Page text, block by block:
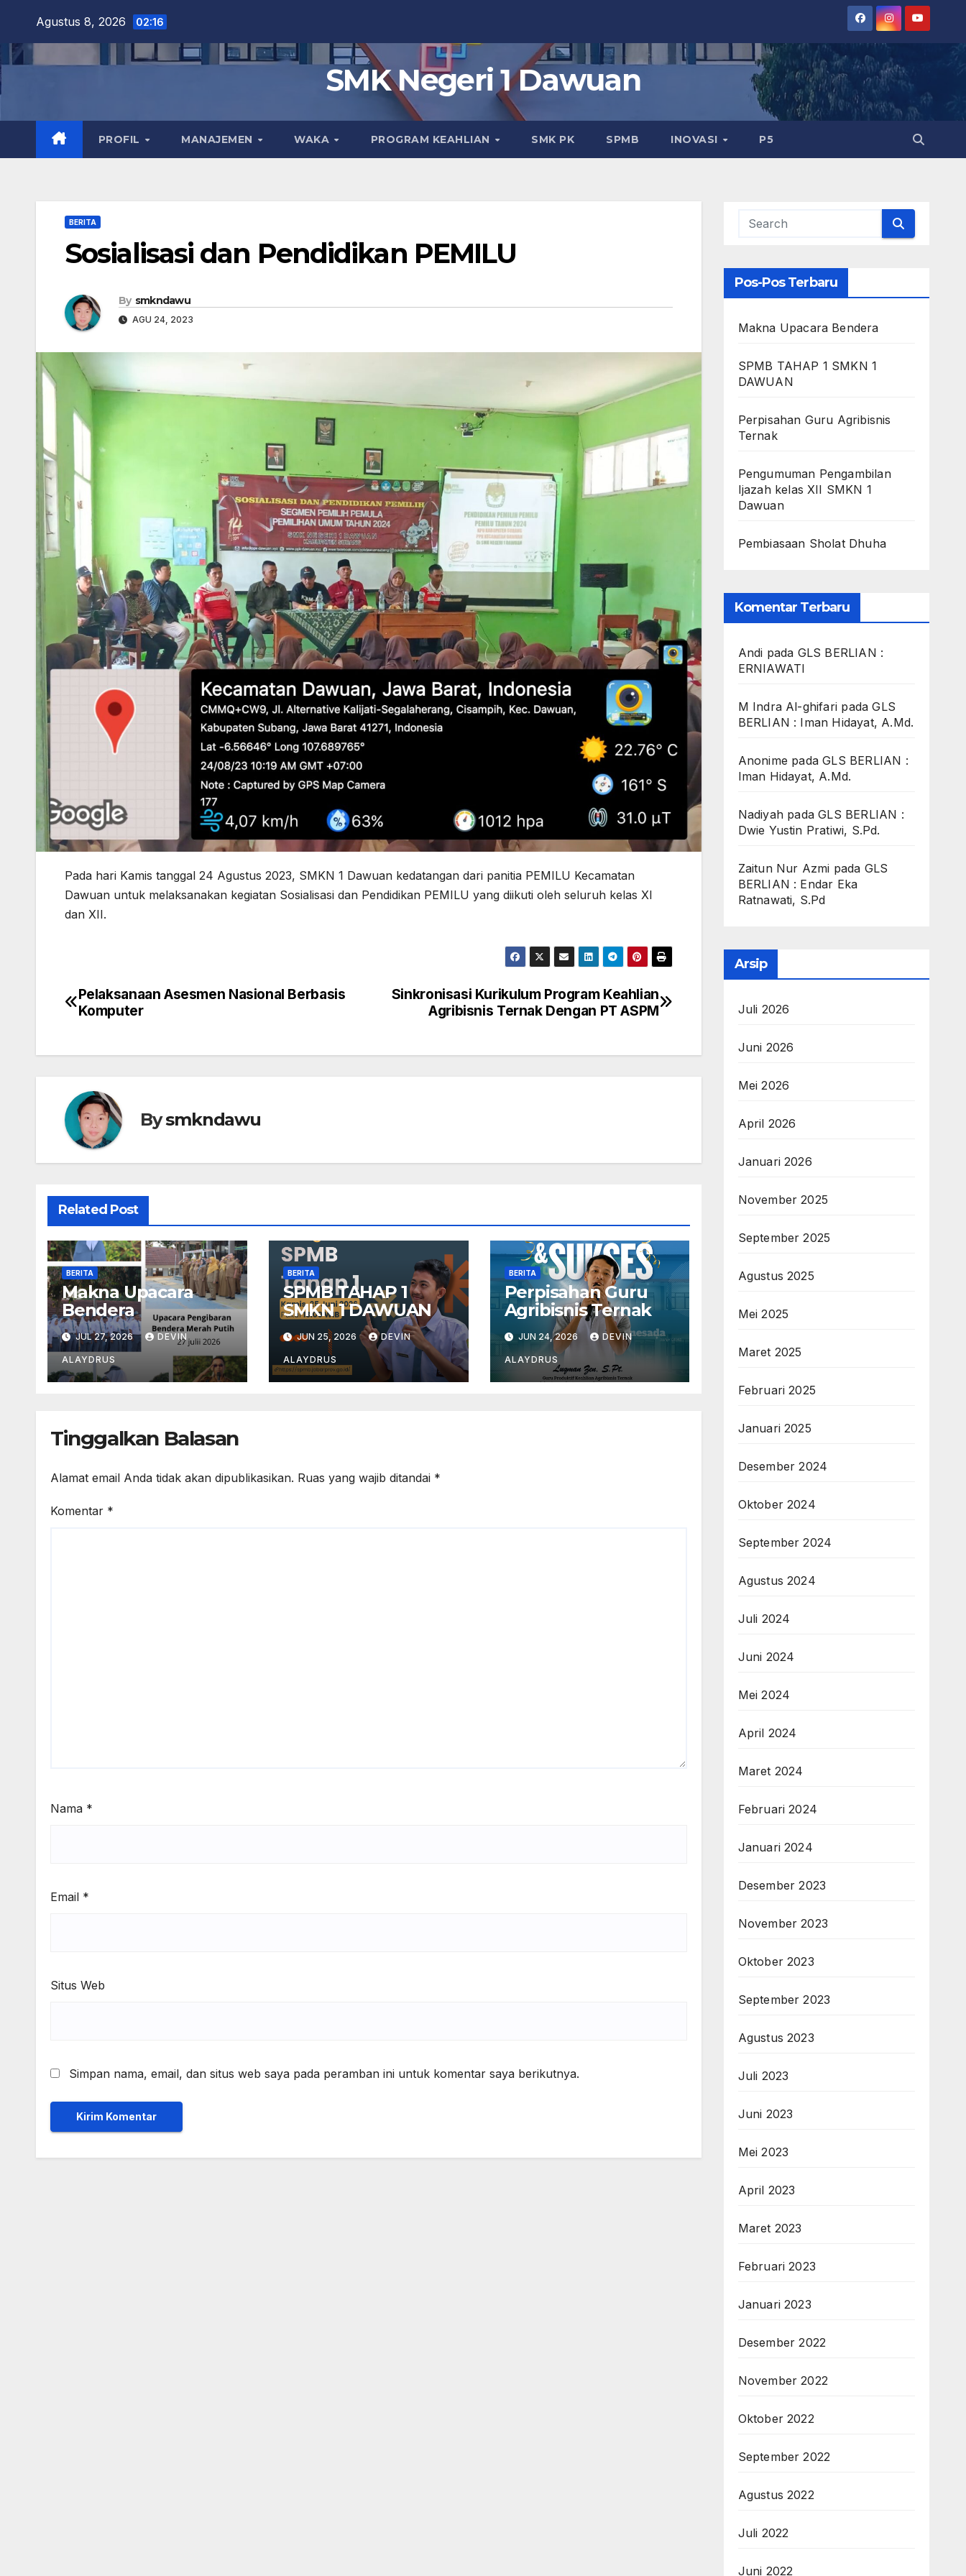
content
Agustus 8, 2026 02:16
SMK Negeri 1 Dawuan
PROFIL MANAJEMEN WAKA PROGRAM KEAHLIAN SMK PK SPMB INOVASI P5
BERITA
Sosialisasi dan Pendidikan PEMILU
By smkndawu
AGU 24, 2023
Pada hari Kamis tanggal 24 Agustus 2023, SMKN 1 Dawuan kedatangan dari panitia PEMILU Kecamatan
Dawuan untuk melaksanakan kegiatan Sosialisasi dan Pendidikan PEMILU yang diikuti oleh seluruh kelas XI
dan XII.
Navigasi
Sinkronisasi Kurikulum Program Keahlian
Agribisnis Ternak Dengan PT ASPM
Pelaksanaan Asesmen Nasional Berbasis
Komputer
Bysmkndawu
Related Post
BERITA
Makna Upacara
Bendera
JUL 27, 2026 DEVIN
ALAYDRUS
BERITA
SPMB TAHAP 1
SMKN 1 DAWUAN
JUN 25, 2026 DEVIN
ALAYDRUS
BERITA
Perpisahan Guru
Agribisnis Ternak
JUN 24, 2026 DEVIN
ALAYDRUS
Tinggalkan Balasan
Alamat email Anda tidak akan dipublikasikan. Ruas yang wajib ditandai *
Komentar *
Nama *
Email *
Situs Web
Simpan nama, email, dan situs web saya pada peramban ini untuk komentar saya berikutnya.
Pos-Pos Terbaru
Makna Upacara Bendera
SPMB TAHAP 1 SMKN 1
DAWUAN
Perpisahan Guru Agribisnis
Ternak
Pengumuman Pengambilan
Ijazah kelas XII SMKN 1
Dawuan
Pembiasaan Sholat Dhuha
Komentar Terbaru
Andi pada GLS BERLIAN :
ERNIAWATI
M Indra Al-ghifari padaGLS
BERLIAN : Iman Hidayat, A.Md.
Anonime padaGLS BERLIAN :
Iman Hidayat, A.Md.
NadiyahpadaGLS BERLIAN :
Dwie Yustin Pratiwi, S.Pd.
Zaitun Nur Azmi pada GLS
BERLIAN : Endar Eka
Ratnawati, S.Pd
Arsip
Juli 2026
Juni 2026
Mei 2026
April 2026
Januari 2026
November 2025
September 2025
Agustus 2025
Mei 2025
Maret 2025
Februari 2025
Januari 2025
Desember 2024
Oktober 2024
September 2024
Agustus 2024
Juli 2024
Juni 2024
Mei 2024
April 2024
Maret 2024
Februari 2024
Januari 2024
Desember 2023
November 2023
Oktober 2023
September 2023
Agustus 2023
Juli 2023
Juni 2023
Mei 2023
April 2023
Maret 2023
Februari 2023
Januari 2023
Desember 2022
November 2022
Oktober 2022
September 2022
Agustus 2022
Juli 2022
Juni 2022